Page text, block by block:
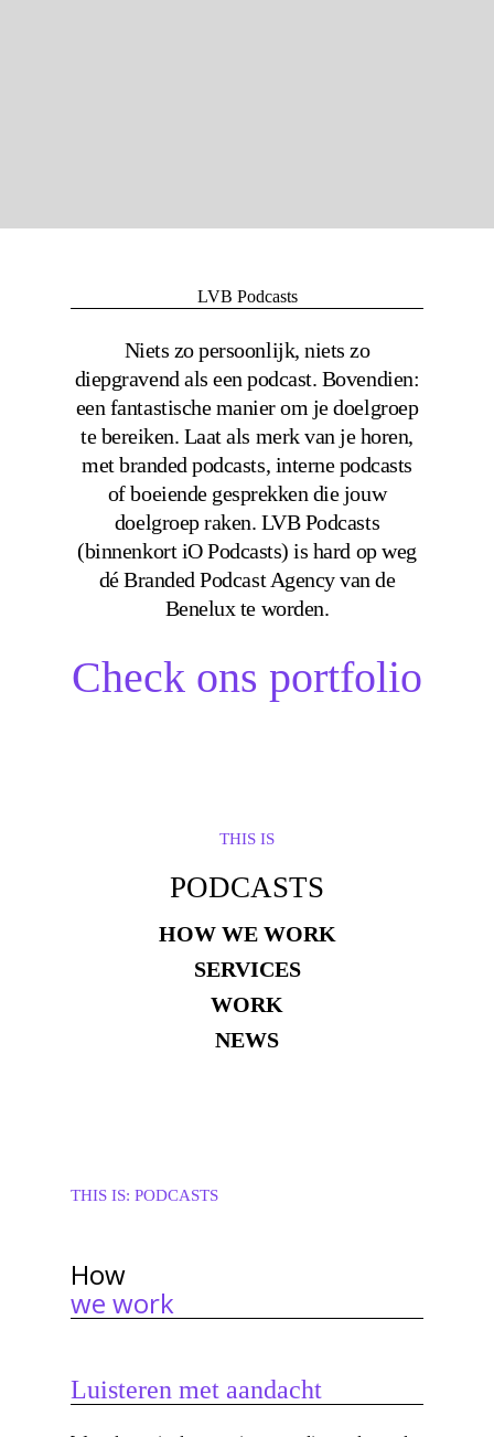
LVB Podcasts
Niets zo persoonlijk, niets zo
diepgravend als een podcast. Bovendien:
een fantastische manier om je doelgroep
te bereiken. Laat als merk van je horen,
met branded podcasts, interne podcasts
of boeiende gesprekken die jouw
doelgroep raken. LVB Podcasts
(binnenkort iO Podcasts) is hard op weg
dé Branded Podcast Agency van de
Benelux te worden.
Check ons portfolio
THIS IS
PODCASTS
HOW WE WORK
SERVICES
WORK
NEWS
THIS IS: PODCASTS
How
we work
Luisteren met aandacht